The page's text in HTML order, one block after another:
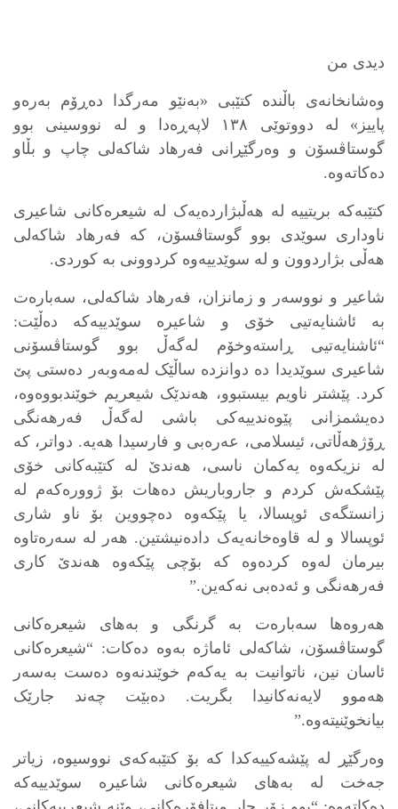
دیدی من
وەشانخانەی باڵندە کتێبی «بەنێو مەرگدا دەڕۆم بەرەو
پاییز» لە دووتوێی ١٣٨ لاپەڕەدا و لە نووسینی بوو
گوستاڤسۆن و وەرگێڕانی فەرهاد شاکەلی چاپ و بڵاو
دەکاتەوە.
کتێبەکە بریتییە لە هەڵبژاردەیەک لە شیعرەکانی شاعیری
ناوداری سوێدی بوو گوستاڤسۆن، کە فەرهاد شاکەلی
هەڵی بژاردوون و لە سوێدییەوە کردوونی بە کوردی.
شاعیر و نووسەر و زمانزان، فەرهاد شاکەلی، سەبارەت
بە ئاشنایەتیی خۆی و شاعیرە سوێدییەکە دەڵێت:
“ئاشنایه‌تیی ڕاسته‌وخۆم له‌گه‌ڵ بوو گوستاڤسۆنی
شاعیری سوێدیدا دە دوانزدە ساڵێک له‌مه‌وبه‌ر ده‌ستی پێ
کرد. پێشتر ناویم بیستبوو، هه‌ندێک شیعریم خوێندبووه‌وه‌،
ده‌یشمزانی پێوه‌ندییه‌کی باشی له‌گه‌ڵ فه‌رهه‌نگی
ڕۆژهه‌ڵاتی، ئیسلامی، عه‌ره‌بی و فارسیدا هه‌یه‌. دواتر، کە
لە نزیکەوە یەکمان ناسی، هه‌ندێ له‌ کتێبه‌کانی خۆی
پێشکه‌ش کردم و جاروباریش ده‌هات بۆ ژووره‌که‌م له‌
زانستگه‌ی ئوپسالا، یا پێکه‌وه‌ ده‌چووین بۆ ناو شاری
ئوپسالا و له‌ قاوه‌خانه‌یه‌ک داده‌نیشتین. هه‌ر له‌ سه‌ره‌تاوه‌
بیرمان له‌وه‌ کرده‌وه‌ که‌ بۆچی پێکه‌وه‌ هه‌ندێ کاری
فه‌رهه‌نگی و ئه‌ده‌بی نه‌که‌ین.”
هەروەها سەبارەت بە گرنگی و بەهای شیعرەکانی
گوستاڤسۆن، شاکەلی ئاماژە بەوە دەکات: “شیعره‌کانی
ئاسان نین، ناتوانیت به‌ یه‌که‌م خوێندنه‌وه‌ ده‌ست به‌سه‌ر
هه‌موو لایه‌نه‌کانیدا بگریت. ده‌بێت چه‌ند جارێک
بیانخوێنیته‌وه‌.”
وەرگێڕ لە پێشەکییەکدا کە بۆ کتێبەکەی نووسیوە، زیاتر
جەخت لە بەهای شیعرەکانی شاعیرە سوێدییەکە